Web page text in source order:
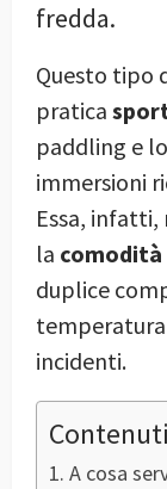
fredda.
Questo tipo
pratica
paddling e
immersioni
Essa, infatti,
la comodità
duplice
incidenti.
Contenuti
A cosa